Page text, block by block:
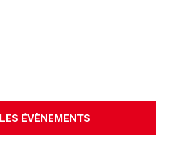
ÉVÈNEMENTS